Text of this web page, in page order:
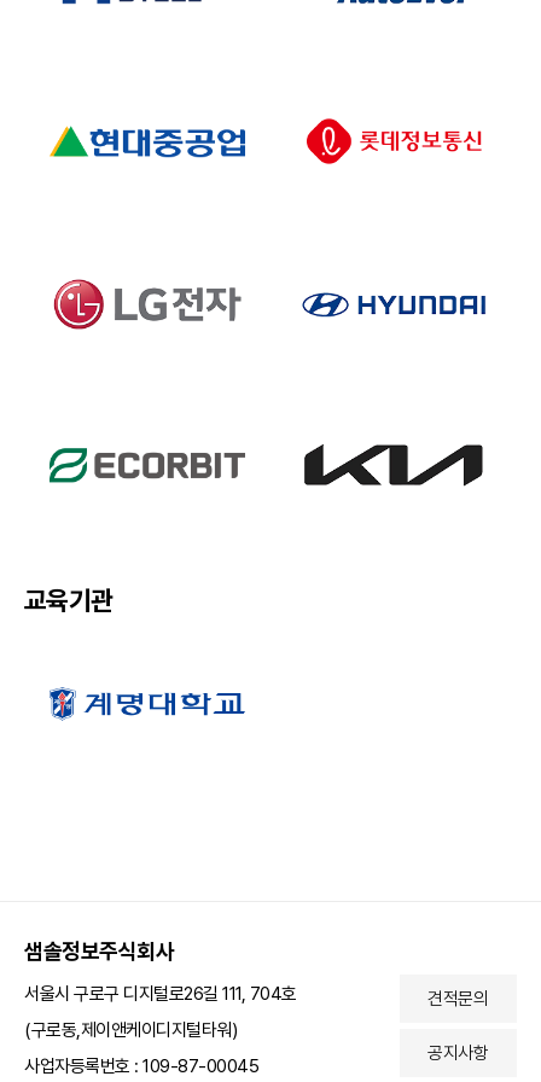
교육기관
샘솔정보주식회사
서울시 구로구 디지털로26길 111, 704호
(구로동,제이앤케이디지털타워)
사업자등록번호 : 109-87-00045
견적문의
공지사항